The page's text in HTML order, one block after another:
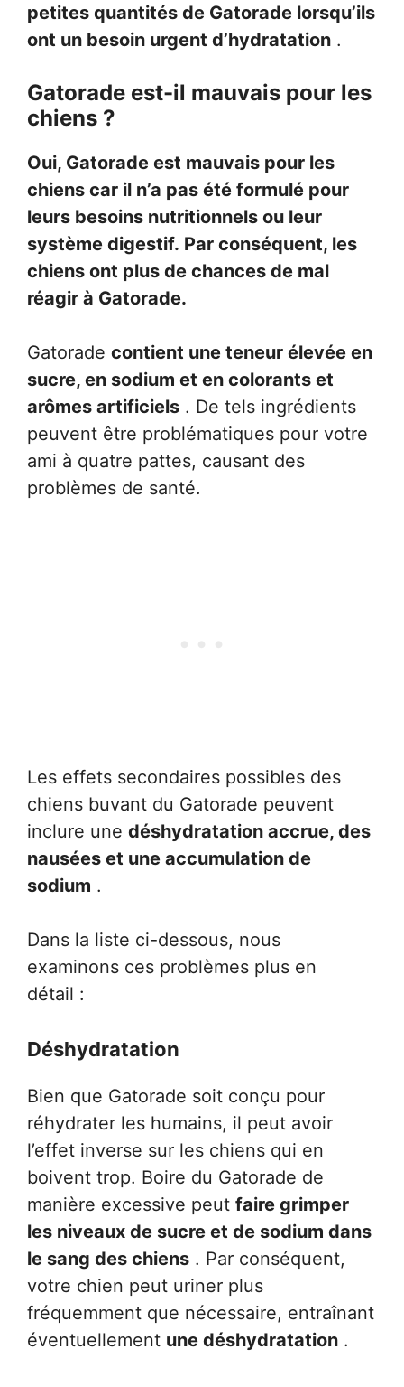
petites quantités de Gatorade lorsqu’ils
ont un besoin urgent d’hydratation .
Gatorade est-il mauvais pour les
chiens ?
Oui, Gatorade est mauvais pour les
chiens car il n’a pas été formulé pour
leurs besoins nutritionnels ou leur
système digestif. Par conséquent, les
chiens ont plus de chances de mal
réagir à Gatorade.
Gatorade contient une teneur élevée en
sucre, en sodium et en colorants et
arômes artificiels . De tels ingrédients
peuvent être problématiques pour votre
ami à quatre pattes, causant des
problèmes de santé.
Les effets secondaires possibles des
chiens buvant du Gatorade peuvent
inclure une déshydratation accrue, des
nausées et une accumulation de
sodium .
Dans la liste ci-dessous, nous
examinons ces problèmes plus en
détail :
Déshydratation
Bien que Gatorade soit conçu pour
réhydrater les humains, il peut avoir
l’effet inverse sur les chiens qui en
boivent trop. Boire du Gatorade de
manière excessive peut faire grimper
les niveaux de sucre et de sodium dans
le sang des chiens . Par conséquent,
votre chien peut uriner plus
fréquemment que nécessaire, entraînant
éventuellement une déshydratation .